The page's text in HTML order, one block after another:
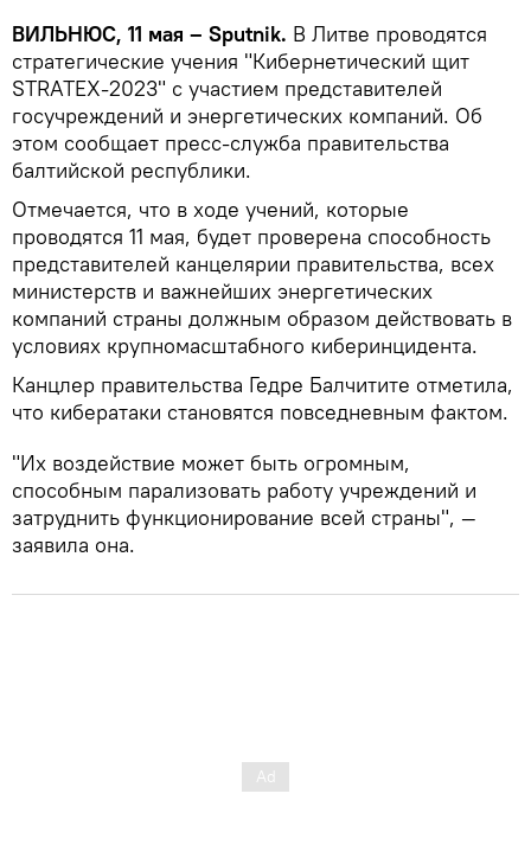
ВИЛЬНЮС, 11 мая – Sputnik. В Литве проводятся
стратегические учения "Кибернетический щит
STRATEX-2023" с участием представителей
госучреждений и энергетических компаний. Об
этом сообщает пресс-служба правительства
балтийской республики.
Отмечается, что в ходе учений, которые
проводятся 11 мая, будет проверена способность
представителей канцелярии правительства, всех
министерств и важнейших энергетических
компаний страны должным образом действовать в
условиях крупномасштабного киберинцидента.
Канцлер правительства Гедре Балчитите отметила,
что кибератаки становятся повседневным фактом.
"Их воздействие может быть огромным,
способным парализовать работу учреждений и
затруднить функционирование всей страны", —
заявила она.